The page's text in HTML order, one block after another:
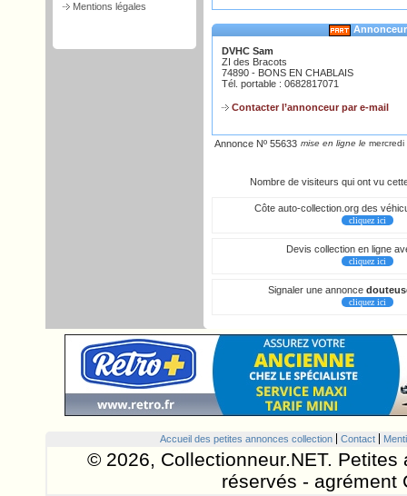
Mentions légales
Annonceur
DVHC Sam
ZI des Bracots
74890 - BONS EN CHABLAIS
Tél. portable : 0682817071
Contacter l’annonceur par e-mail
Annonce Nº 55633 mise en ligne le
Nombre de visiteurs qui ont vu
Côte auto-collection.org des
cliquez ici
Devis collection en ligne
cliquez ici
Signaler une annonce
cliquez ici
Accueil des petites annonces collection Contact
© 2026, Collectionneur.NET.
réservés - agrément